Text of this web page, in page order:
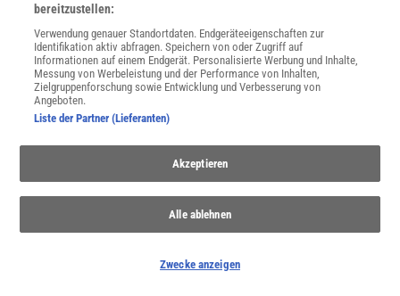
Sie können unsere Newsletter jederzeit wieder abbestellen. Infos zu unserem Umgang
mit Ihren personenbezogenen Daten finden Sie in unsererDatenschutzerklärung
SERVICES
Kontakt
bereitzustellen:
Verwendung genauer Standortdaten. Endgeräteeigenschaften zur
Identifikation aktiv abfragen. Speichern von oder Zugriff auf
Informationen auf einem Endgerät. Personalisierte Werbung und Inhalte,
Messung von Werbeleistung und der Performance von Inhalten,
Zielgruppenforschung sowie Entwicklung und Verbesserung von
Angeboten.
Liste der Partner (Lieferanten)
Akzeptieren
Alle ablehnen
Zwecke anzeigen